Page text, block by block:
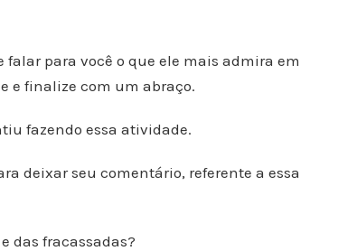
falar para você o que ele mais admira em
e finalize com um abraço.
fazendo essa atividade.
deixar seu comentário, referente a essa
das fracassadas?